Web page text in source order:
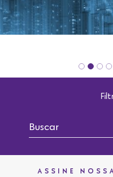
ASSINE